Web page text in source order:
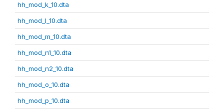
hh_mod_k_10.dta
hh_mod_l_10.dta
hh_mod_m_10.dta
hh_mod_n1_10.dta
hh_mod_n2_10.dta
hh_mod_o_10.dta
hh_mod_p_10.dta